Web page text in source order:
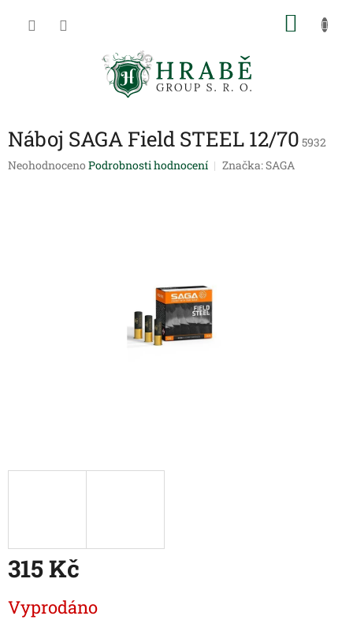
Náboj SAGA Field STEEL 12/70 5932
Průměrné
Neohodnoceno Podrobnosti hodnocení Značka:SAGA
315 Kč
cena:
Vyprodáno